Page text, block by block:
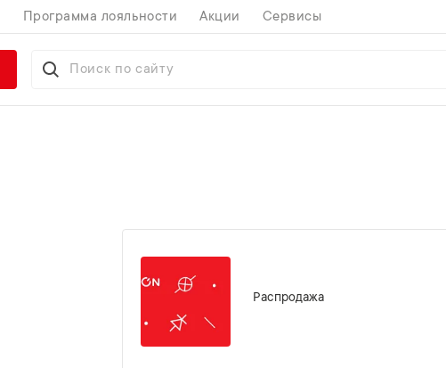
Программа лояльности Акции Сервисы
Распродажа